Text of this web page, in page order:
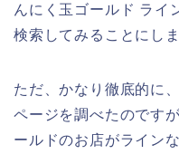
んにく玉ゴールド ライ
検索してみることにしま
ただ、かなり徹底的に
ページを調べたのです
ールドのお店がライン